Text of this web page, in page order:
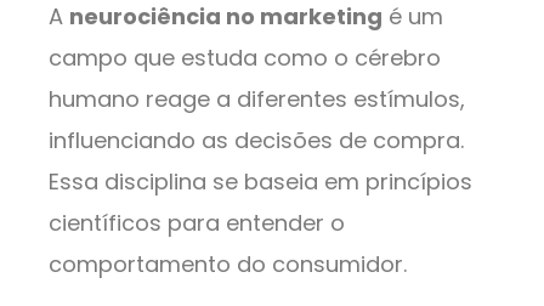
A neurociência no marketing é um
campo que estuda como o cérebro
humano reage a diferentes estímulos,
influenciando as decisões de compra.
Essa disciplina se baseia em princípios
científicos para entender o
comportamento do consumidor.